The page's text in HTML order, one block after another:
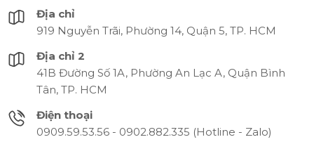
Địa chỉ
919 Nguyễn Trãi, Phường 14, Quận 5, TP. HCM
Địa chỉ 2
41B Đường Số 1A, Phường An Lạc A, Quận Bình
Tân, TP. HCM
Điện thoại
0909.59.53.56 - 0902.882.335 (Hotline - Zalo)